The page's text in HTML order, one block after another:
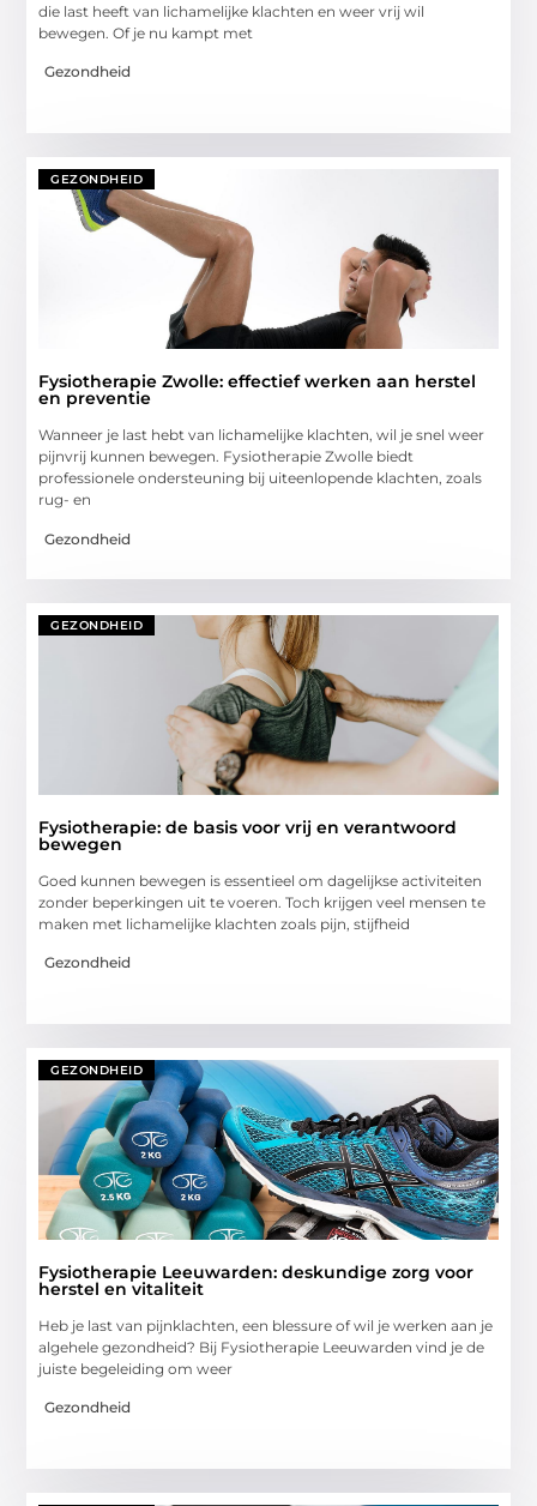
die last heeft van lichamelijke klachten en weer vrij wil
bewegen. Of je nu kampt met
Gezondheid
GEZONDHEID
Fysiotherapie Zwolle: effectief werken aan herstel
en preventie
Wanneer je last hebt van lichamelijke klachten, wil je snel weer
pijnvrij kunnen bewegen. Fysiotherapie Zwolle biedt
professionele ondersteuning bij uiteenlopende klachten, zoals
rug- en
Gezondheid
GEZONDHEID
Fysiotherapie: de basis voor vrij en verantwoord
bewegen
Goed kunnen bewegen is essentieel om dagelijkse activiteiten
zonder beperkingen uit te voeren. Toch krijgen veel mensen te
maken met lichamelijke klachten zoals pijn, stijfheid
Gezondheid
GEZONDHEID
Fysiotherapie Leeuwarden: deskundige zorg voor
herstel en vitaliteit
Heb je last van pijnklachten, een blessure of wil je werken aan je
algehele gezondheid? Bij Fysiotherapie Leeuwarden vind je de
juiste begeleiding om weer
Gezondheid